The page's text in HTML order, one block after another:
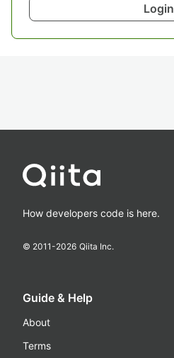
Login
How developers code is here.
© 2011-2026 Qiita Inc.
Guide & Help
About
Terms